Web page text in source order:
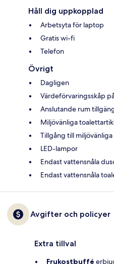
Håll dig uppkopplad
Arbetsyta för laptop
Gratis wi-fi
Telefon
Övrigt
Dagligen
Värdeförvaringsskåp
Anslutande rum
Miljövänliga
Tillgång till
LED-lampor
Endast vattensnåla
Endast vattensnåla
Avgifter och policyer
Extra tillval
Frukostbuffé